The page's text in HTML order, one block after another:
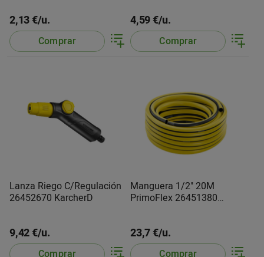
2,13 €/u.
Comprar
4,59 €/u.
Comprar
Lanza Riego C/Regulación
26452670 KarcherD
9,42 €/u.
Comprar
Manguera 1/2" 20M
PrimoFlex 26451380
23,7 €/u.
Comprar